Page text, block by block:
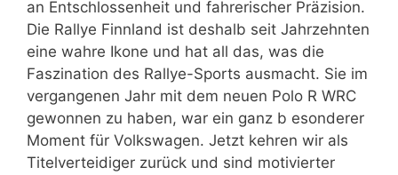
an Entschlossenheit und fahrerischer Präzision.
Die Rallye Finnland ist deshalb seit Jahrzehnten
eine wahre Ikone und hat all das, was die
Faszination des Rallye-Sports ausmacht. Sie im
vergangenen Jahr mit dem neuen Polo R WRC
gewonnen zu haben, war ein ganz b esonderer
Moment für Volkswagen. Jetzt kehren wir als
Titelverteidiger zurück und sind motivierter